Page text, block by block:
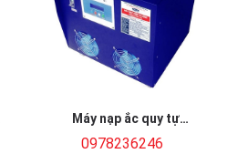
Máy nạp ắc quy tự
động 12-96V/100A
0978236246